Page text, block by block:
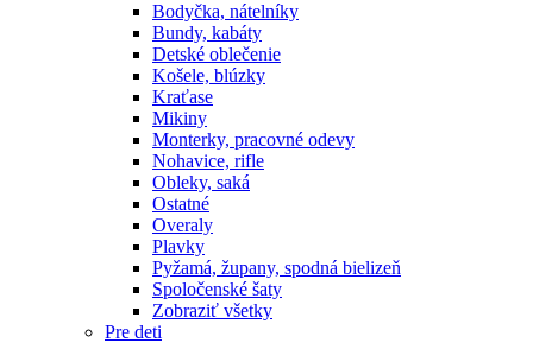
Bodyčka, nátelníky
Bundy, kabáty
Detské oblečenie
Košele, blúzky
Kraťase
Mikiny
Monterky, pracovné odevy
Nohavice, rifle
Obleky, saká
Ostatné
Overaly
Plavky
Pyžamá, župany, spodná bielizeň
Spoločenské šaty
Zobraziť všetky
Pre deti